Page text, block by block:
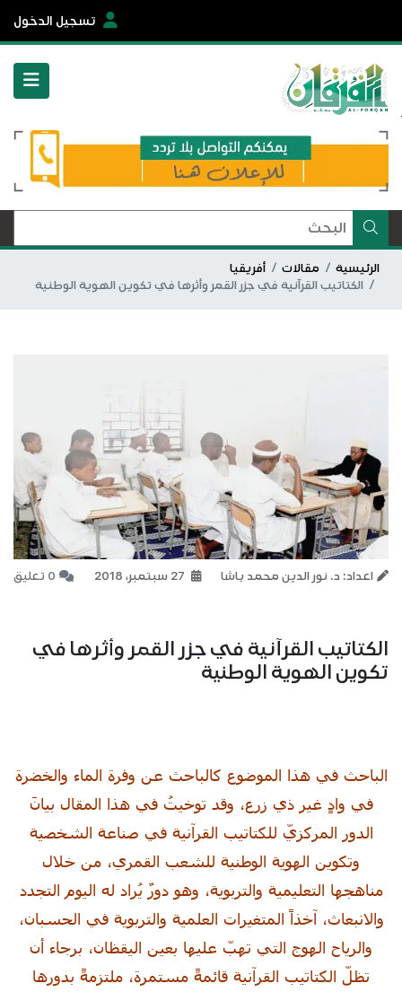
تسجيل الدخول
الرئيسية مقالات
أفريقيا
الكتاتيب القرآنية في جزر القمر وأثرها في تكوين الهوية الوطنية
اعداد: د. نور الدين محمد باشا 0 تعليق
الكتاتيب القرآنية في جزر القمر وأثرها في
تكوين الهوية الوطنية
الباحث في هذا الموضوع كالباحث عن وفرة الماء والخضرة
في وادٍ غير ذي زرع، وقد توخيتُ في هذا المقال بيانَ
الدور المركزيّ للكتاتيب القرآنية في صناعة الشخصية
وتكوين الهوية الوطنية للشعب القمري، من خلال
مناهجها التعليمية والتربوية، وهو دورٌ يُراد له اليوم التجدد
والانبعاث، آخذاً المتغيرات العلمية والتربوية في الحسبان،
والرياح الهوج التي تهبّ عليها بعين اليقظان، برجاء أن
تظلّ الكتاتيب القرآنية قائمةً مستمرة، ملتزمةً بدورها